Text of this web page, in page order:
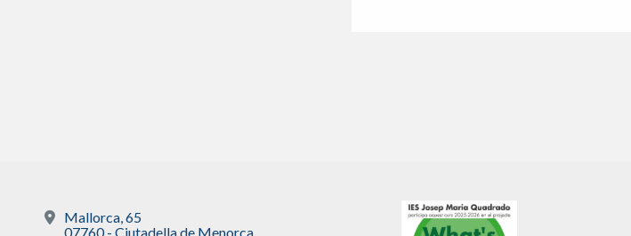
Mallorca, 65
07760 - Ciutadella de Menorca